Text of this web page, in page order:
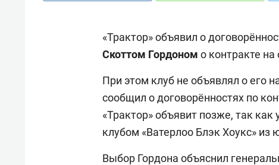
«Трактор» объявил о
Скоттом Гордоном о контракте на
При этом клуб не объявлял о его
сообщил о договорённостях по
«Трактор» объявит позже, так
клубом «Ватерлоо Блэк Хоукс»
Выбор Гордона объяснил